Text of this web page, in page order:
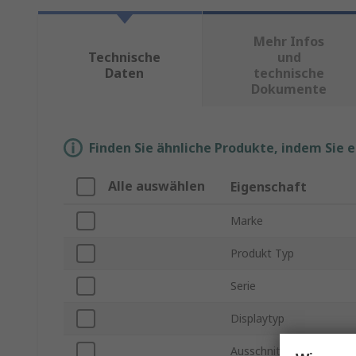
Technische
Daten
Mehr Infos
und
technische
Dokumente
Finden Sie ähnliche Produkte, indem
Alle auswählen Eigenschaft
Marke
Produkt Typ
Serie
Displaytyp
Ausschnitt Höhe